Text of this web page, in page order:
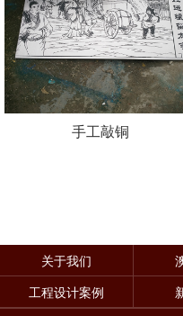
手工敲铜
关于我们
工程设计案例